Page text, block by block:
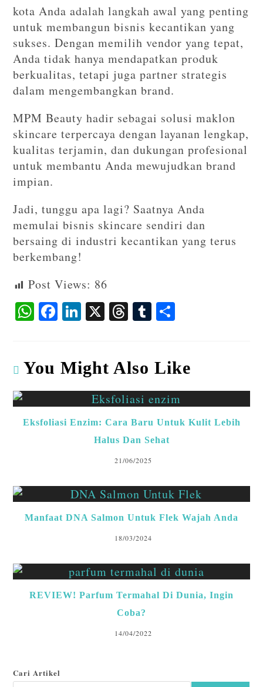
kota Anda adalah langkah awal yang penting
untuk membangun bisnis kecantikan yang
sukses. Dengan memilih vendor yang tepat,
Anda tidak hanya mendapatkan produk
berkualitas, tetapi juga partner strategis
dalam mengembangkan brand.
MPM Beauty hadir sebagai solusi maklon
skincare terpercaya dengan layanan lengkap,
kualitas terjamin, dan dukungan profesional
untuk membantu Anda mewujudkan brand
impian.
Jadi, tunggu apa lagi? Saatnya Anda
memulai bisnis skincare sendiri dan
bersaing di industri kecantikan yang terus
berkembang!
Post Views: 86
W
ha
A
p
p
F
ac
o
o
k
Li
n
dI
n
X T
hr
ds
T
u
bl
r
You Might Also Like
Eksfoliasi Enzim: Cara Baru Untuk Kulit Lebih
Halus Dan Sehat
21/06/2025
Manfaat DNA Salmon Untuk Flek Wajah Anda
18/03/2024
REVIEW! Parfum Termahal Di Dunia, Ingin
Coba?
14/04/2022
Cari Artikel